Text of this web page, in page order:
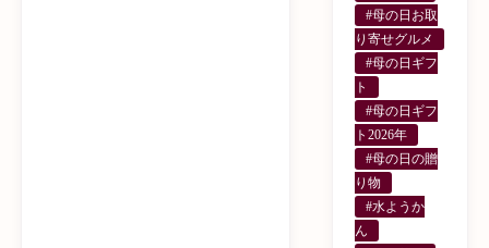
#母の日お取
り寄せグルメ
#母の日ギフ
ト
#母の日ギフ
ト2026年
#母の日の贈
り物
#水ようか
ん